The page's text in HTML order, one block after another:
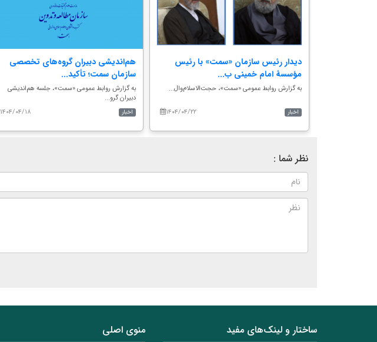
هم‌اندیشی دبیران گروه‌های تخصصی
سازمان سمت؛ تأکید...
به گزارش روابط عمومی «سمت»، جلسه هم‌اندیشی
دبیران گرو...
۱۴۰۴/۰۴/۱۸
اخبار
دیدار رئیس سازمان «سمت» با رئیس
مؤسسۀ امام خمینی ب...
به گزارش روابط عمومی «سمت»، حجت‌الاسلام‎‌وال...
۱۴۰۴/۰۴/۲۲ اخبار
نظر شما :
ساختار‌‌ و‌‌ لینک‌های مفید
منوی اصلی